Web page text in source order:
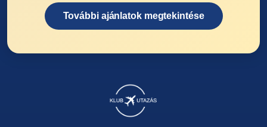
További ajánlatok megtekintése